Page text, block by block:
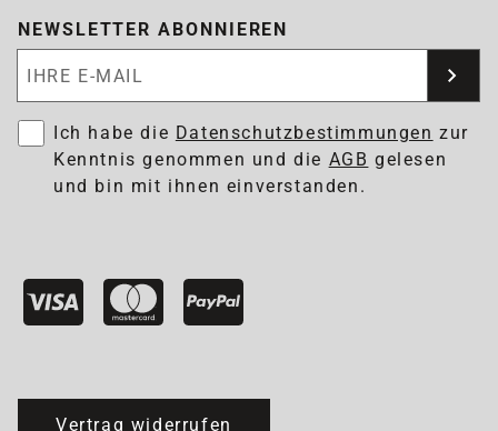
NEWSLETTER ABONNIEREN
Ich habe die Datenschutzbestimmungen zur
Kenntnis genommen und die AGB gelesen
und bin mit ihnen einverstanden.
Vertrag widerrufen